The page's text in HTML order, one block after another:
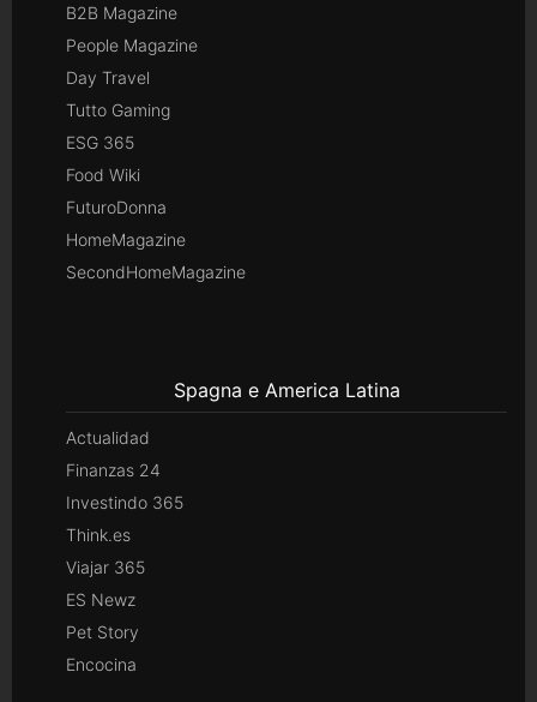
B2B Magazine
People Magazine
Day Travel
Tutto Gaming
ESG 365
Food Wiki
FuturoDonna
HomeMagazine
SecondHomeMagazine
Spagna e America Latina
Actualidad
Finanzas 24
Investindo 365
Think.es
Viajar 365
ES Newz
Pet Story
Encocina